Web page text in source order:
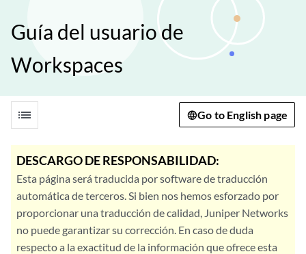
Guía del usuario de
Workspaces
list Go to English page
DESCARGO DE RESPONSABILIDAD:
Esta página será traducida por software de traducción
automática de terceros. Si bien nos hemos esforzado por
proporcionar una traducción de calidad, Juniper Networks
no puede garantizar su corrección. En caso de duda
respecto a la exactitud de la información que ofrece esta